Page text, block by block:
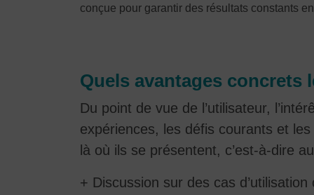
conçue pour garantir des résultats constants
Quels avantages
Du point de vue de l’utilisateur,
expériences, les défis courants et
là où ils se présentent, c’est-à-dire
+ Discussion sur des cas